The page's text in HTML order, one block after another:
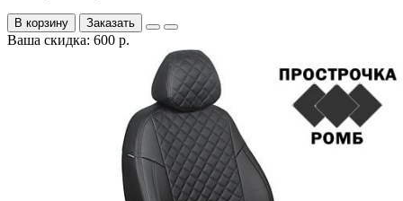
В корзину Заказать
Ваша скидка: 600 р.